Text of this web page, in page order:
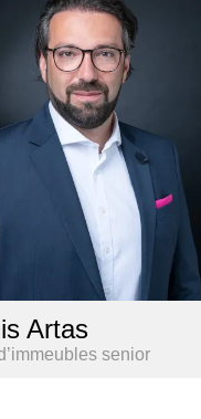
Artas
senior